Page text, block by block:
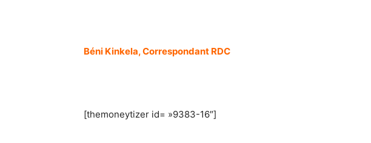
Béni Kinkela, Correspondant RDC
[themoneytizer id= »9383-16″]